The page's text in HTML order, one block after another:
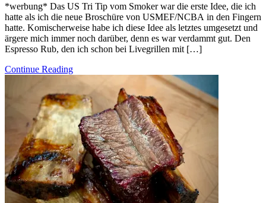
*werbung* Das US Tri Tip vom Smoker war die erste Idee, die ich
hatte als ich die neue Broschüre von USMEF/NCBA in den Fingern
hatte. Komischerweise habe ich diese Idee als letztes umgesetzt und
ärgere mich immer noch darüber, denn es war verdammt gut. Den
Espresso Rub, den ich schon bei Livegrillen mit […]
Continue Reading